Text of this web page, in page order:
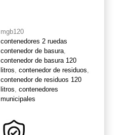
mgb120
contenedores 2 ruedas
contenedor de basura,
contenedor de basura 120
litros, contenedor de residuos,
contenedor de residuos 120
litros, contenedores
municipales